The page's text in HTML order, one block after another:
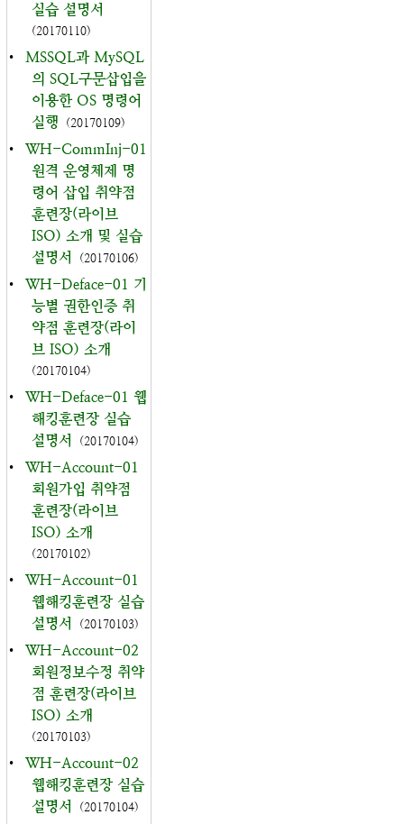
실습 설명서
(20170110)
•
MSSQL과 MySQL
의 SQL구문삽입을
이용한 OS 명령어
실행
(20170109)
•
WH-CommInj-01
원격 운영체제 명
령어 삽입 취약점
훈련장(라이브
ISO) 소개 및 실습
설명서
(20170106)
•
WH-Deface-01 기
능별 권한인증 취
약점 훈련장(라이
브 ISO) 소개
(20170104)
•
WH-Deface-01 웹
해킹훈련장 실습
설명서
(20170104)
•
WH-Account-01
회원가입 취약점
훈련장(라이브
ISO) 소개
(20170102)
•
WH-Account-01
웹해킹훈련장 실습
설명서
(20170103)
•
WH-Account-02
회원정보수정 취약
점 훈련장(라이브
ISO) 소개
(20170103)
•
WH-Account-02
웹해킹훈련장 실습
설명서
(20170104)